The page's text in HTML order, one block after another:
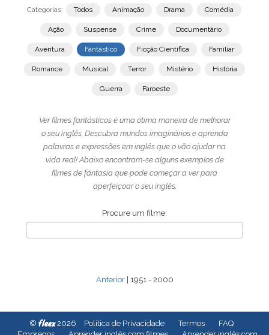
Categorias: Todos Animação Drama Comédia
Ação Suspense Crime Documentário
Aventura Fantástico Ficção Científica Familiar
Romance Musical Terror Mistério História
Guerra Faroeste
Ver filmes fantásticos é uma ótima maneira de melhorar
o seu inglês. Descubra mundos imaginários e aprenda
palavras e expressões em inglês que o vão ajudar na
vida real! Abaixo encontram-se alguns exemplos de
filmes de fantasia que pode começar a ver para
aperfeiçoar o seu inglês.
Procure um filme:
Anterior| 1951 - 2000
© fleex2026 Política de Privacidade Termos
FAQ